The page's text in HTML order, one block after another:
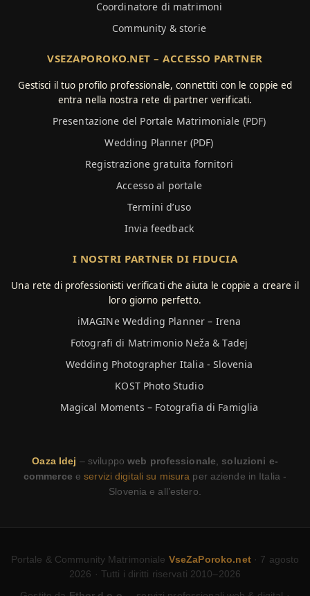
Coordinatore di matrimoni
Community & storie
VSEZAPOROKO.NET – ACCESSO PARTNER
Gestisci il tuo profilo professionale, connettiti con le coppie ed
entra nella nostra rete di partner verificati.
Presentazione del Portale Matrimoniale (PDF)
Wedding Planner (PDF)
Registrazione gratuita fornitori
Accesso al portale
Termini d’uso
Invia feedback
I NOSTRI PARTNER DI FIDUCIA
Una rete di professionisti verificati che aiuta le coppie a creare il
loro giorno perfetto.
iMAGINe Wedding Planner – Irena
Fotografi di Matrimonio Neža & Tadej
Wedding Photographer Italia - Slovenia
KOST Photo Studio
Magical Moments – Fotografia di Famiglia
Oaza Idej – sviluppoweb professionale, soluzioni e-
commerce eservizi digitali su misura per aziende in Italia -
Slovenia e all’estero.
Portale & Community Matrimoniale VseZaPoroko.net · 7 agosto
2026 · Tutti i diritti riservati 2010–2026